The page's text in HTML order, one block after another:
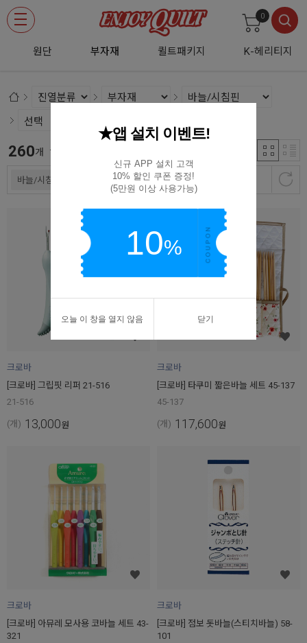
원단 부자재 퀼트패키지 K-헤리티지
0
바늘/시침핀
260개
크로바
[크로바] 그립핏 리퍼 21-516
21-516
(개) 13,000원
크로바
[크로바] 타쿠미 짧은바늘 세트 45-137
45-137
(개) 117,600원
크로바
[크로바] 아뮤레 모사용 코바늘 세트 43-
321
크로바
[크로바] 점보 돗바늘(스티치바늘) 58-
101
★앱 설치 이벤트!
신규 APP 설치 고객
10% 할인 쿠폰 증정!
(5만원 이상 사용가능)
10%
오늘 이 창을 열지 않음 닫기